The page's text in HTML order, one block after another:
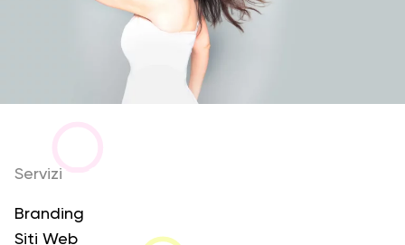
Servizi
Branding
Siti Web